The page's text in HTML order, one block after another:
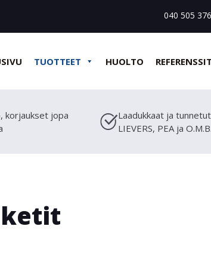
040 505
TUOTTEET HUOLTO REFERENSSIT
korjaukset jopa
Laadukkaat ja
LIEVERS, PEA ja O.M.B.